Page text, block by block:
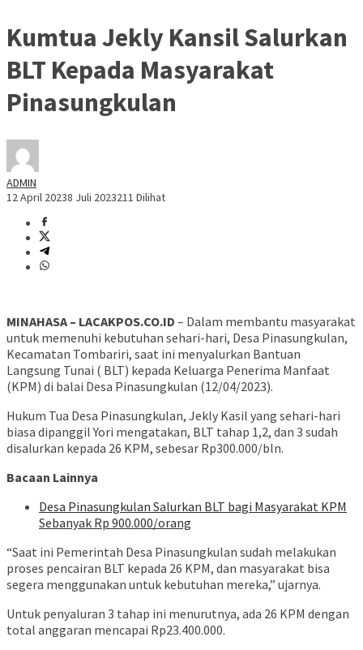
Kumtua Jekly Kansil Salurkan
BLT Kepada Masyarakat
Pinasungkulan
ADMIN
12 April 20238 Juli 2023211 Dilihat
MINAHASA – LACAKPOS.CO.ID – Dalam membantu masyarakat
untuk memenuhi kebutuhan sehari-hari, Desa Pinasungkulan,
Kecamatan Tombariri, saat ini menyalurkan Bantuan
Langsung Tunai ( BLT) kepada Keluarga Penerima Manfaat
(KPM) di balai Desa Pinasungkulan (12/04/2023).
Hukum Tua Desa Pinasungkulan, Jekly Kasil yang sehari-hari
biasa dipanggil Yori mengatakan, BLT tahap 1,2, dan 3 sudah
disalurkan kepada 26 KPM, sebesar Rp300.000/bln.
Bacaan Lainnya
Desa Pinasungkulan Salurkan BLT bagi Masyarakat KPM
Sebanyak Rp 900.000/orang
“Saat ini Pemerintah Desa Pinasungkulan sudah melakukan
proses pencairan BLT kepada 26 KPM, dan masyarakat bisa
segera menggunakan untuk kebutuhan mereka,” ujarnya.
Untuk penyaluran 3 tahap ini menurutnya, ada 26 KPM dengan
total anggaran mencapai Rp23.400.000.